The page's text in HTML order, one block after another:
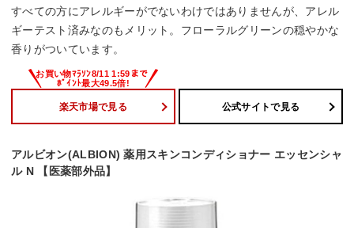
すべての方にアレルギーがでないわけではありませんが、アレル
ギーテスト済みなのもメリット。フローラルグリーンの穏やかな
香りがついています。
楽天市場で見る 公式サイトで見る
アルビオン(ALBION) 薬用スキンコンディショナー エッセンシャ
ル N 【医薬部外品】